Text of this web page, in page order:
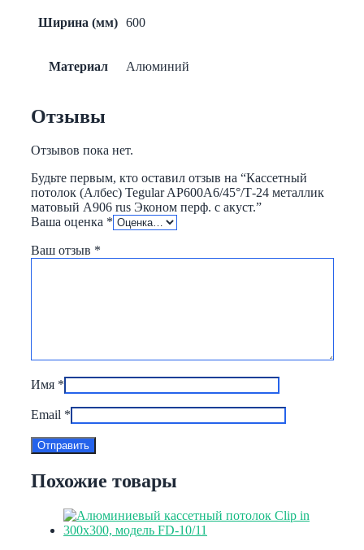
Ширина (мм) 600
Материал Алюминий
Отзывы
Отзывов пока нет.
Будьте первым, кто оставил отзыв на “Кассетный
потолок (Албес) Tegular AP600A6/45°/Т-24 металлик
матовый А906 rus Эконом перф. с акуст.”
Ваша оценка *
Ваш отзыв *
Имя *
Email *
Похожие товары